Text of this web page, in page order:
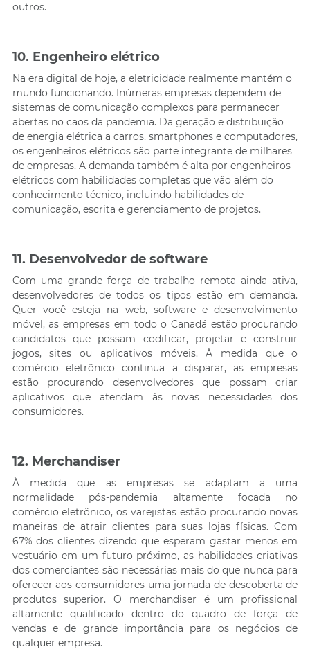
outros.
10. Engenheiro elétrico
Na era digital de hoje, a eletricidade realmente mantém o
mundo funcionando. Inúmeras empresas dependem de
sistemas de comunicação complexos para permanecer
abertas no caos da pandemia. Da geração e distribuição
de energia elétrica a carros, smartphones e computadores,
os engenheiros elétricos são parte integrante de milhares
de empresas. A demanda também é alta por engenheiros
elétricos com habilidades completas que vão além do
conhecimento técnico, incluindo habilidades de
comunicação, escrita e gerenciamento de projetos.
11. Desenvolvedor de software
Com uma grande força de trabalho remota ainda ativa,
desenvolvedores de todos os tipos estão em demanda.
Quer você esteja na web, software e desenvolvimento
móvel, as empresas em todo o Canadá estão procurando
candidatos que possam codificar, projetar e construir
jogos, sites ou aplicativos móveis. À medida que o
comércio eletrônico continua a disparar, as empresas
estão procurando desenvolvedores que possam criar
aplicativos que atendam às novas necessidades dos
consumidores.
12. Merchandiser
À medida que as empresas se adaptam a uma
normalidade pós-pandemia altamente focada no
comércio eletrônico, os varejistas estão procurando novas
maneiras de atrair clientes para suas lojas físicas. Com
67% dos clientes dizendo que esperam gastar menos em
vestuário em um futuro próximo, as habilidades criativas
dos comerciantes são necessárias mais do que nunca para
oferecer aos consumidores uma jornada de descoberta de
produtos superior. O merchandiser é um profissional
altamente qualificado dentro do quadro de força de
vendas e de grande importância para os negócios de
qualquer empresa.